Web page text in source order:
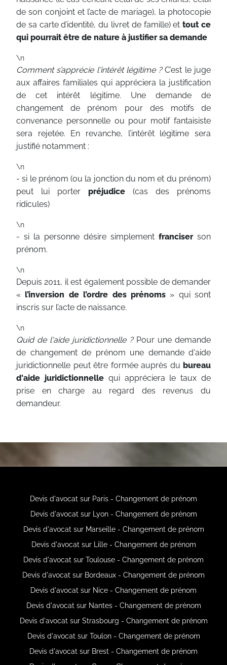
de son conjoint et l’acte de mariage), la photocopie
de sa carte d’identité, du livret de famille) ettout ce
qui pourrait être de nature à justifier sa demande
\n
Comment s’apprécie l'intérêt légitime ?C’est le juge
aux affaires familiales qui appréciera la justification
de cet intérêt légitime. Une demande de
changement de prénom pour des motifs de
convenance personnelle ou pour motif fantaisiste
sera rejetée. En revanche, l’intérêt légitime sera
justifié notamment :
\n
- si le prénom (ou la jonction du nom et du prénom)
peut lui porter préjudice (cas des prénoms
ridicules)
\n
- si la personne désire simplement franciserson
prénom.
\n
Depuis 2011, il est également possible de demander
«l’inversion de l’ordre des prénoms» qui sont
inscris sur l’acte de naissance.
\n
Quid de l'aide juridictionnelle ?Pour une demande
de changement de prénom une demande d'aide
juridictionnelle peut être formée auprès du bureau
d'aide juridictionnellequi appréciera le taux de
prise en charge au regard des revenus du
demandeur.
Devis d'avocat sur Paris - Changement de prénom
Devis d'avocat sur Lyon - Changement de prénom
Devis d'avocat sur Marseille - Changement de prénom
Devis d'avocat sur Lille - Changement de prénom
Devis d'avocat sur Toulouse - Changement de prénom
Devis d'avocat sur Bordeaux - Changement de prénom
Devis d'avocat sur Nice - Changement de prénom
Devis d'avocat sur Nantes - Changement de prénom
Devis d'avocat sur Strasbourg - Changement de prénom
Devis d'avocat sur Toulon - Changement de prénom
Devis d'avocat sur Brest - Changement de prénom